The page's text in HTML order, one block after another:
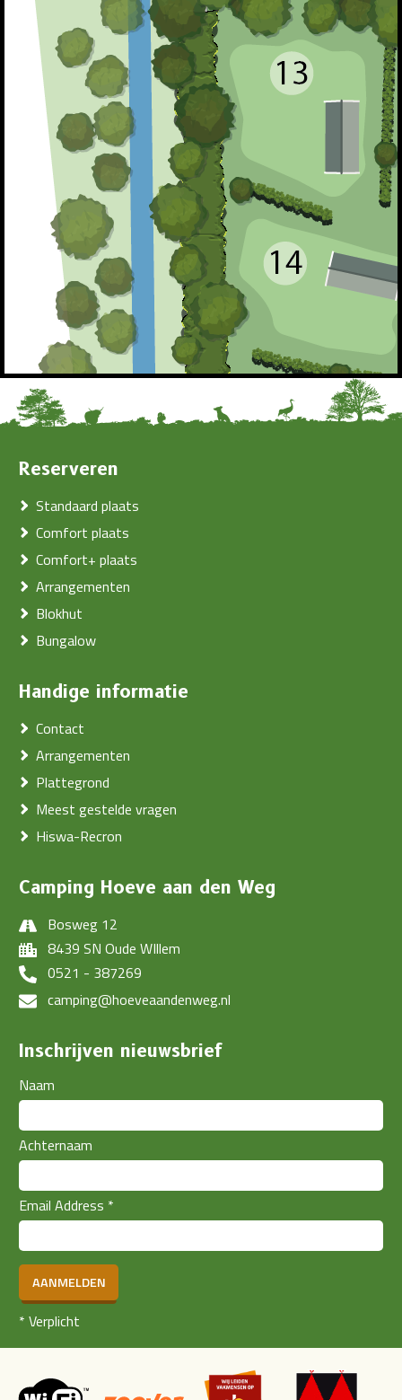
Reserveren
Standaard plaats
Comfort plaats
Comfort+ plaats
Arrangementen
Blokhut
Bungalow
Handige informatie
Contact
Arrangementen
Plattegrond
Meest gestelde vragen
Hiswa-Recron
Camping Hoeve aan den Weg
Bosweg 12
8439 SN Oude WIllem
0521 - 387269
camping@hoeveaandenweg.nl
Inschrijven nieuwsbrief
Naam
Achternaam
Email Address *
AANMELDEN
* Verplicht